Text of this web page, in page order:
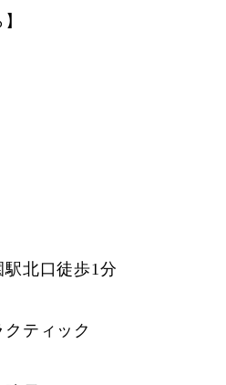
北口徒歩1分
ティック